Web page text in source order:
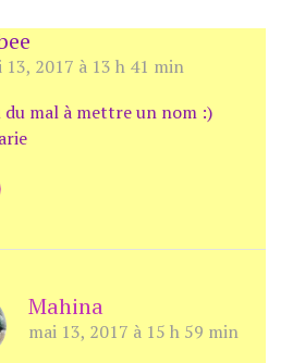
13, 2017 à 13 h 41 min
du mal à mettre un nom :)
Mahina
mai 13, 2017 à 15 h 59 min